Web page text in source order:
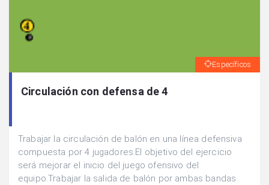
Específicos
Circulación con defensa de 4
Trabajar la circulación de balón en una línea defensiva
compuesta por 4 jugadores.El objetivo del ejercicio
será mejorar el inicio del juego ofensivo del
equipo.Trabajar la salida de balón por ambas bandas.